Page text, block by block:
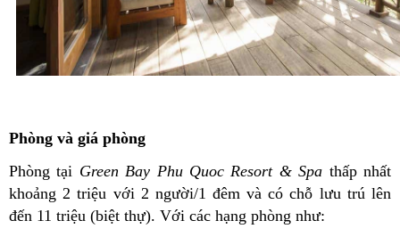
Phòng và giá phòng
Phòng tại Green Bay Phu Quoc Resort & Spa thấp nhất
khoảng 2 triệu với 2 người/1 đêm và có chỗ lưu trú lên
đến 11 triệu (biệt thự). Với các hạng phòng như: